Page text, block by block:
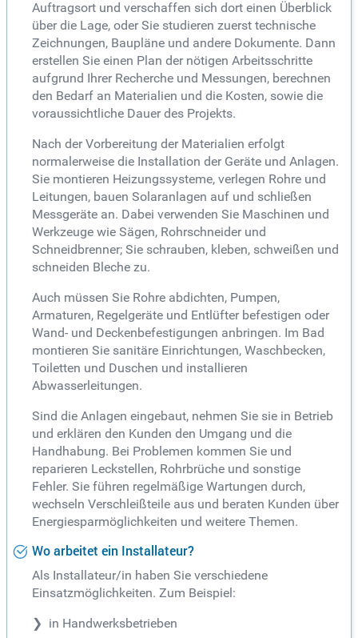
Auftragsort und verschaffen sich dort einen Überblick
über die Lage, oder Sie studieren zuerst technische
Zeichnungen, Baupläne und andere Dokumente. Dann
erstellen Sie einen Plan der nötigen Arbeitsschritte
aufgrund Ihrer Recherche und Messungen, berechnen
den Bedarf an Materialien und die Kosten, sowie die
voraussichtliche Dauer des Projekts.
Nach der Vorbereitung der Materialien erfolgt
normalerweise die Installation der Geräte und Anlagen.
Sie montieren Heizungssysteme, verlegen Rohre und
Leitungen, bauen Solaranlagen auf und schließen
Messgeräte an. Dabei verwenden Sie Maschinen und
Werkzeuge wie Sägen, Rohrschneider und
Schneidbrenner; Sie schrauben, kleben, schweißen und
schneiden Bleche zu.
Auch müssen Sie Rohre abdichten, Pumpen,
Armaturen, Regelgeräte und Entlüfter befestigen oder
Wand- und Deckenbefestigungen anbringen. Im Bad
montieren Sie sanitäre Einrichtungen, Waschbecken,
Toiletten und Duschen und installieren
Abwasserleitungen.
Sind die Anlagen eingebaut, nehmen Sie sie in Betrieb
und erklären den Kunden den Umgang und die
Handhabung. Bei Problemen kommen Sie und
reparieren Leckstellen, Rohrbrüche und sonstige
Fehler. Sie führen regelmäßige Wartungen durch,
wechseln Verschleißteile aus und beraten Kunden über
Energiesparmöglichkeiten und weitere Themen.
Wo arbeitet ein Installateur?
Als Installateur/in haben Sie verschiedene
Einsatzmöglichkeiten. Zum Beispiel:
in Handwerksbetrieben